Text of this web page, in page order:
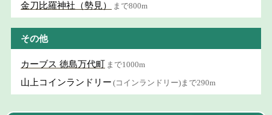
金刀比羅神社（勢見） まで800m
その他
カーブス 徳島万代町 まで1000m
山上コインランドリー (コインランドリー)まで290m